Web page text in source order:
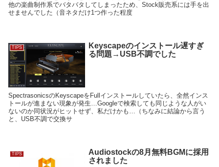
他の楽曲制作系でバタバタしてしまったため、Stock販売系には手を出
せませんでした（音ネタだけ1つ作った程度
TIPS
Keyscapeのインストール遅すぎ
る問題→USB不調でした
SpectrasonicsのKeyscapeをFullインストールしていたら、全然インス
トールが進まない現象が発生…Googleで検索しても同じような人がい
ないのか同状況がヒットせず、私だけかも…（ちなみに結論から言う
と、USB不調で交換サ
TIPS
Audiostockの8月無料BGMに採用
されました